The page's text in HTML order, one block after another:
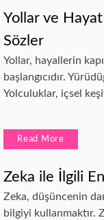
Yollar ve
Sözler
Yollar, hayallerin
başlangıcıdır.
Yolculuklar, içsel
Read More
Zeka ile İlgili
Zeka, düşüncenin
bilgiyi kullanmaktır.